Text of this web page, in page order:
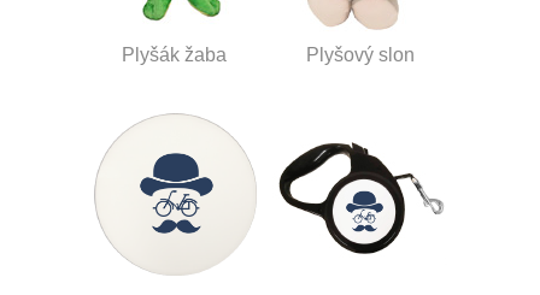
Plyšák žaba Plyšový slon